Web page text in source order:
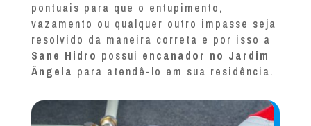
pontuais para que o entupimento,
vazamento ou qualquer outro impasse seja
resolvido da maneira correta e por isso a
Sane Hidro possui encanador no Jardim
Ângela para atendê-lo em sua residência.